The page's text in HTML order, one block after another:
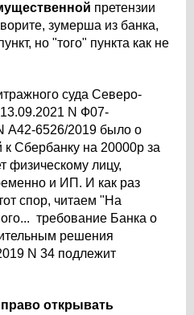
претензии
зумерша из банка,
но "того" пункта как не
суда Северо-
13.09.2021 N Ф07-
А42-6526/2019 было о
к Сбербанку на 20000р за
физическому лицу,
и ИП. И как раз
спор, читаем "На
требование Банка о
решения
N 34 подлежит
открывать